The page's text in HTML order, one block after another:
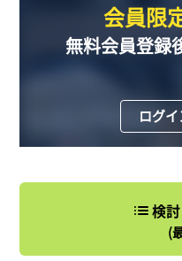
会員限
無料会員登録
ログ
検
(